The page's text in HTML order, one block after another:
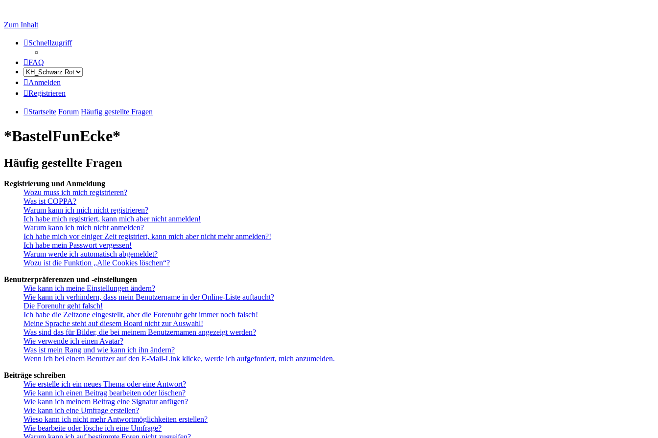
Zum Inhalt
Schnellzugriff
FAQ
Anmelden
Registrieren
Startseite Forum Häufig gestellte Fragen
*BastelFunEcke*
Häufig gestellte Fragen
Registrierung und Anmeldung
Wozu muss ich mich registrieren?
Was ist COPPA?
Warum kann ich mich nicht registrieren?
Ich habe mich registriert, kann mich aber nicht anmelden!
Warum kann ich mich nicht anmelden?
Ich habe mich vor einiger Zeit registriert, kann mich aber nicht mehr anmelden?!
Ich habe mein Passwort vergessen!
Warum werde ich automatisch abgemeldet?
Wozu ist die Funktion „Alle Cookies löschen“?
Benutzerpräferenzen und -einstellungen
Wie kann ich meine Einstellungen ändern?
Wie kann ich verhindern, dass mein Benutzername in der Online-Liste auftaucht?
Die Forenuhr geht falsch!
Ich habe die Zeitzone eingestellt, aber die Forenuhr geht immer noch falsch!
Meine Sprache steht auf diesem Board nicht zur Auswahl!
Was sind das für Bilder, die bei meinem Benutzernamen angezeigt werden?
Wie verwende ich einen Avatar?
Was ist mein Rang und wie kann ich ihn ändern?
Wenn ich bei einem Benutzer auf den E-Mail-Link klicke, werde ich aufgefordert, mich anzumelden.
Beiträge schreiben
Wie erstelle ich ein neues Thema oder eine Antwort?
Wie kann ich einen Beitrag bearbeiten oder löschen?
Wie kann ich meinem Beitrag eine Signatur anfügen?
Wie kann ich eine Umfrage erstellen?
Wieso kann ich nicht mehr Antwortmöglichkeiten erstellen?
Wie bearbeite oder lösche ich eine Umfrage?